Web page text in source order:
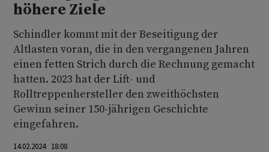
höhere Ziele
Schindler kommt mit der Beseitigung der
Altlasten voran, die in den vergangenen Jahren
einen fetten Strich durch die Rechnung gemacht
hatten. 2023 hat der Lift- und
Rolltreppenhersteller den zweithöchsten
Gewinn seiner 150-jährigen Geschichte
eingefahren.
14.02.2024 18:08